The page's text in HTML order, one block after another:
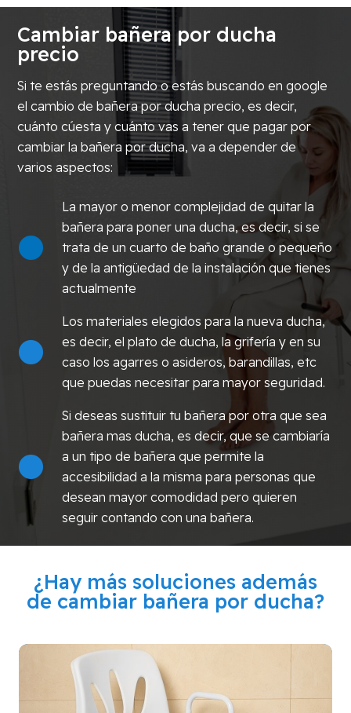
Cambiar bañera por ducha
precio
Si te estás preguntando o estás buscando en google
el cambio de bañera por ducha precio, es decir,
cuánto cúesta y cuánto vas a tener que pagar por
cambiar la bañera por ducha, va a depender de
varios aspectos:
La mayor o menor complejidad de quitar la
bañera para poner una ducha, es decir, si se
trata de un cuarto de baño grande o pequeño
y de la antigüedad de la instalación que tienes
actualmente
Los materiales elegidos para la nueva ducha,
es decir, el plato de ducha, la grifería y en su
caso los agarres o asideros, barandillas, etc
que puedas necesitar para mayor seguridad.
Si deseas sustituir tu bañera por otra que sea
bañera mas ducha, es decir, que se cambiaría
a un tipo de bañera que permite la
accesibilidad a la misma para personas que
desean mayor comodidad pero quieren
seguir contando con una bañera.
¿Hay más soluciones además
de cambiar bañera por ducha?